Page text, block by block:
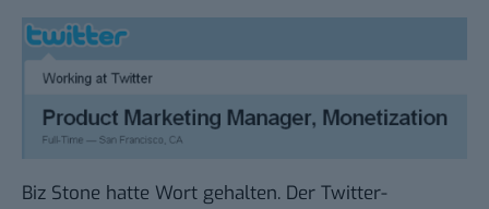
Biz Stone hatte Wort gehalten. Der Twitter-